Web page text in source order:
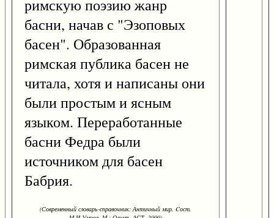
римскую поэзию жанр
басни, начав с "Эзоповых
басен". Образованная
римская публика басен не
читала, хотя и написаны они
были простым и ясным
языком. Переработанные
басни Федра были
источником для басен
Бабрия.
(Современный словарь-справочник: Античный мир. Cост.